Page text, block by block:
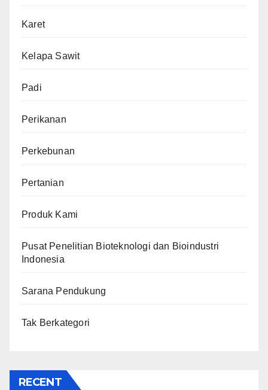
Karet
Kelapa Sawit
Padi
Perikanan
Perkebunan
Pertanian
Produk Kami
Pusat Penelitian Bioteknologi dan Bioindustri
Indonesia
Sarana Pendukung
Tak Berkategori
RECENT